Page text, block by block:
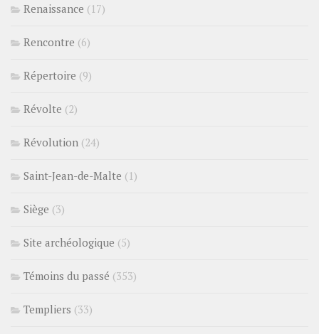
Renaissance (17)
Rencontre (6)
Répertoire (9)
Révolte (2)
Révolution (24)
Saint-Jean-de-Malte (1)
Siège (3)
Site archéologique (5)
Témoins du passé (353)
Templiers (33)